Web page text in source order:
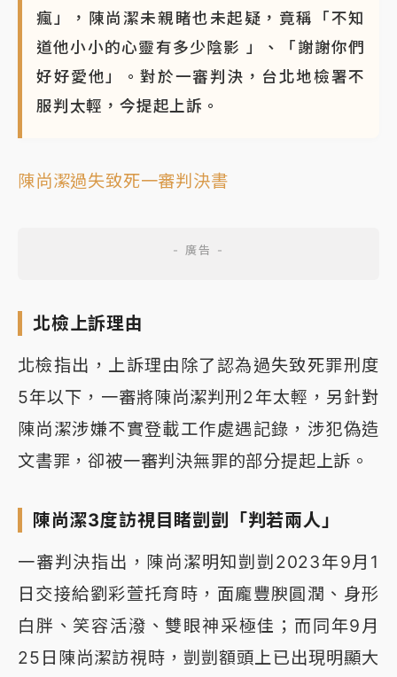
瘋」，陳尚潔未親睹也未起疑，竟稱「不知
道他小小的心靈有多少陰影 」、「謝謝你們
好好愛他」。對於一審判決，台北地檢署不
服判太輕，今提起上訴。
陳尚潔過失致死一審判決書
北檢上訴理由
北檢指出，上訴理由除了認為過失致死罪刑度
5年以下，一審將陳尚潔判刑2年太輕，另針對
陳尚潔涉嫌不實登載工作處遇記錄，涉犯偽造
文書罪，卻被一審判決無罪的部分提起上訴。
陳尚潔3度訪視目睹剴剴「判若兩人」
一審判決指出，陳尚潔明知剴剴2023年9月1
日交接給劉彩萱托育時，面龐豐腴圓潤、身形
白胖、笑容活潑、雙眼神采極佳；而同年9月
25日陳尚潔訪視時，剴剴額頭上已出現明顯大